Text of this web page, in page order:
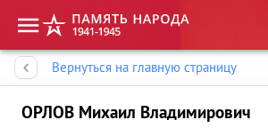
Вернуться на главную страницу
ОРЛОВ Михаил Владимирович
Память народа